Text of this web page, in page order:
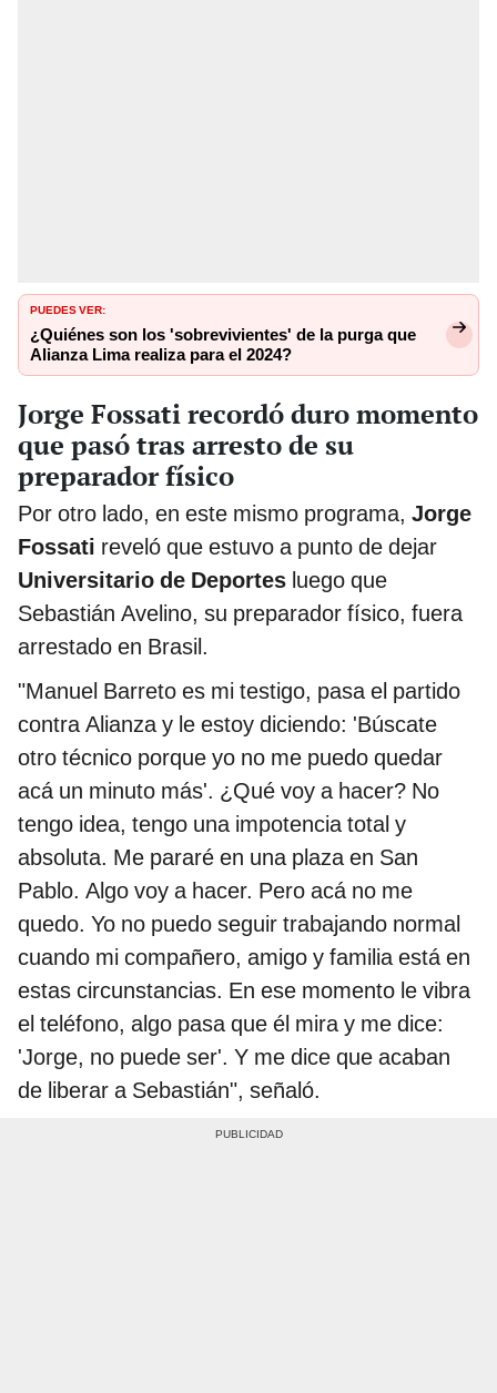
PUEDES VER:
¿Quiénes son los 'sobrevivientes' de la purga que
Alianza Lima realiza para el 2024?
Jorge Fossati recordó duro momento
que pasó tras arresto de su
preparador físico
Por otro lado, en este mismo programa, Jorge
Fossati reveló que estuvo a punto de dejar
Universitario de Deportes luego que
Sebastián Avelino, su preparador físico, fuera
arrestado en Brasil.
"Manuel Barreto es mi testigo, pasa el partido
contra Alianza y le estoy diciendo: 'Búscate
otro técnico porque yo no me puedo quedar
acá un minuto más'. ¿Qué voy a hacer? No
tengo idea, tengo una impotencia total y
absoluta. Me pararé en una plaza en San
Pablo. Algo voy a hacer. Pero acá no me
quedo. Yo no puedo seguir trabajando normal
cuando mi compañero, amigo y familia está en
estas circunstancias. En ese momento le vibra
el teléfono, algo pasa que él mira y me dice:
'Jorge, no puede ser'. Y me dice que acaban
de liberar a Sebastián", señaló.